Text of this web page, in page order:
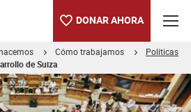
DONAR AHORA
Cómo trabajamos
Políticas
de Suiza
en inglés